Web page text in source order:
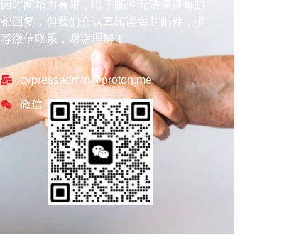
因时间精力有限，电子邮件无法保证每封
都回复，但我们会认真阅读每封邮件，推
荐微信联系，谢谢理解！
cypressadmin@proton.me
微信